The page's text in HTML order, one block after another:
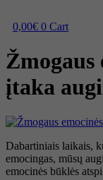
0,00€ 0 Cart
Žmogaus
įtaka
Dabartiniais laikais,
emocingas, mūsų
emocinės būklės